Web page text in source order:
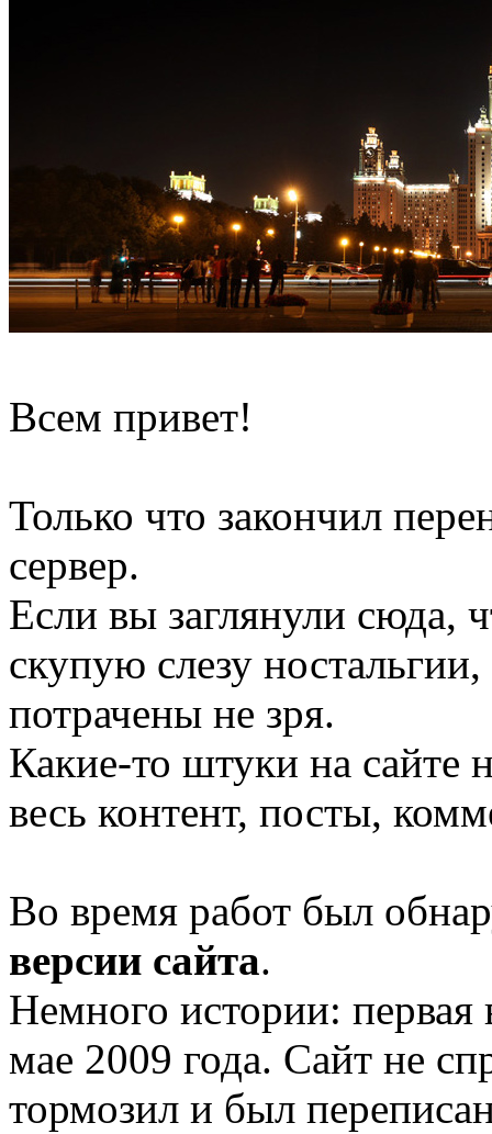
Всем привет!
Только что закончил
сервер.
Если вы заглянули сюда,
скупую слезу
потрачены не зря.
Какие-то штуки на сайте
весь контент, посты,
Во время работ был
версии сайта.
Немного истории: первая
мае 2009 года. Сайт не
тормозил и был